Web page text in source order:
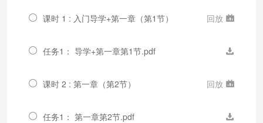
课时 1 : 入门导学+第一章（第1节） 回放
任务1： 导学+第一章第1节.pdf
课时 2 : 第一章（第2节） 回放
任务1： 第一章第2节.pdf